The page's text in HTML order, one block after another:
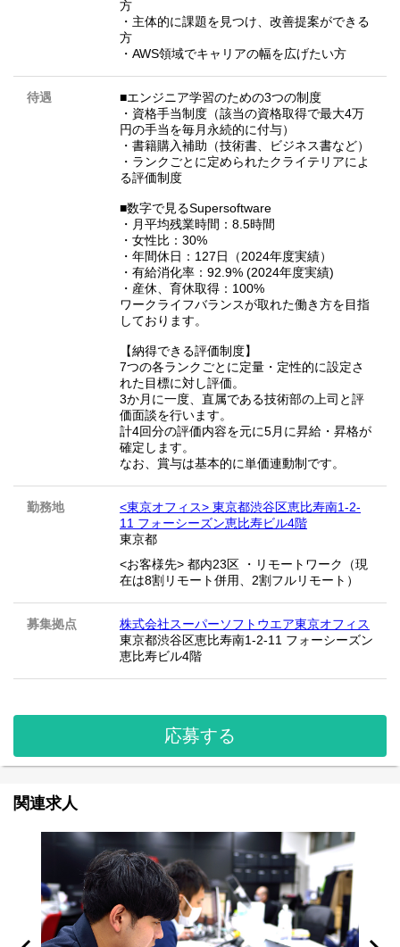
方
・主体的に課題を見つけ、改善提案ができる
方
・AWS領域でキャリアの幅を広げたい方
待遇
■エンジニア学習のための3つの制度
・資格手当制度（該当の資格取得で最大4万
円の手当を毎月永続的に付与）
・書籍購入補助（技術書、ビジネス書など）
・ランクごとに定められたクライテリアによ
る評価制度
■数字で見るSupersoftware
・月平均残業時間：8.5時間
・女性比：30%
・年間休日：127日（2024年度実績）
・有給消化率：92.9% (2024年度実績)
・産休、育休取得：100%
ワークライフバランスが取れた働き方を目指
しております。
【納得できる評価制度】
7つの各ランクごとに定量・定性的に設定さ
れた目標に対し評価。
3か月に一度、直属である技術部の上司と評
価面談を行います。
計4回分の評価内容を元に5月に昇給・昇格が
確定します。
なお、賞与は基本的に単価連動制です。
勤務地
<東京オフィス> 東京都渋谷区恵比寿南1-2-
11 フォーシーズン恵比寿ビル4階
東京都
<お客様先> 都内23区 ・リモートワーク（現
在は8割リモート併用、2割フルリモート）
募集拠点
株式会社スーパーソフトウエア東京オフィス
東京都渋谷区恵比寿南1-2-11 フォーシーズン
恵比寿ビル4階
応募する
関連求人